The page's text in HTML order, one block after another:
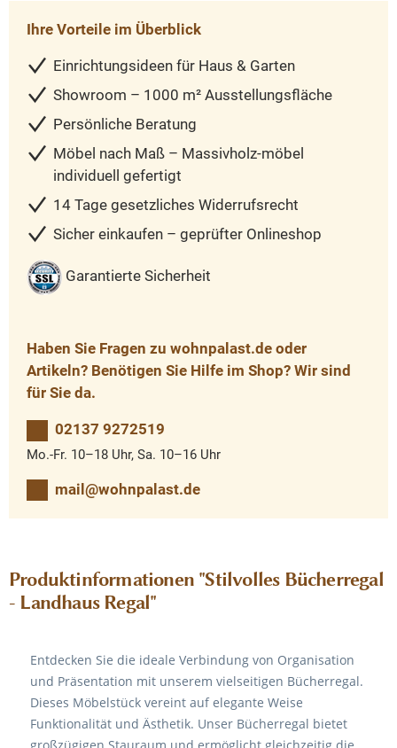
Ihre Vorteile im Überblick
Einrichtungsideen für Haus & Garten
Showroom – 1000 m² Ausstellungsfläche
Persönliche Beratung
Möbel nach Maß – Massivholz-möbel
individuell gefertigt
14 Tage gesetzliches Widerrufsrecht
Sicher einkaufen – geprüfter Onlineshop
Garantierte Sicherheit
Haben Sie Fragen zu wohnpalast.de oder
Artikeln? Benötigen Sie Hilfe im Shop? Wir sind
für Sie da.
02137 9272519
Mo.-Fr. 10–18 Uhr, Sa. 10–16 Uhr
mail@wohnpalast.de
Produktinformationen "Stilvolles Bücherregal
- Landhaus Regal"
Entdecken Sie die ideale Verbindung von Organisation
und Präsentation mit unserem vielseitigen Bücherregal.
Dieses Möbelstück vereint auf elegante Weise
Funktionalität und Ästhetik. Unser Bücherregal bietet